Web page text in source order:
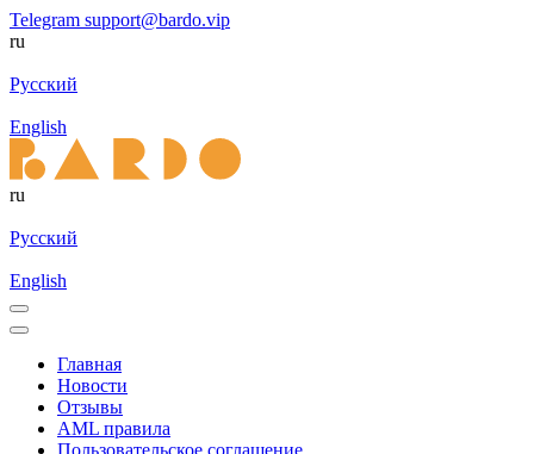
Telegram support@bardo.vip
ru
Русский
English
ru
Русский
English
Главная
Новости
Отзывы
AML правила
Пользовательское соглашение